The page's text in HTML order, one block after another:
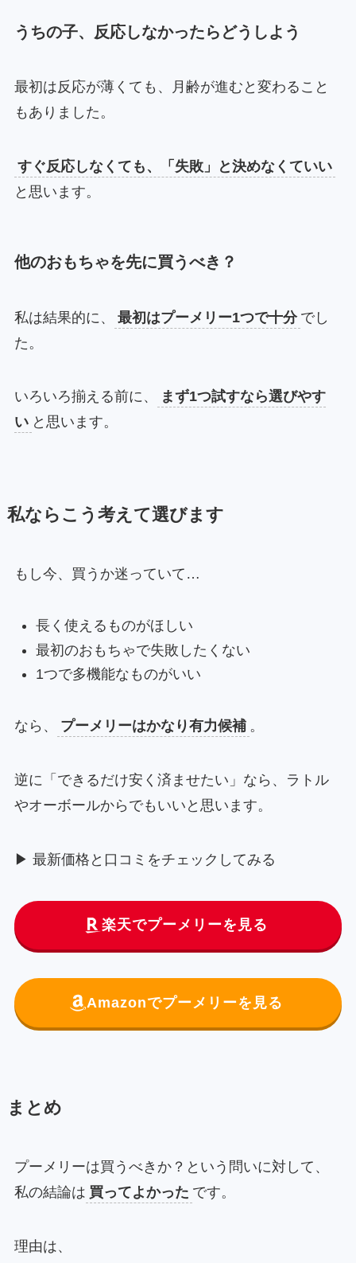
うちの子、反応しなかったらどうしよう
最初は反応が薄くても、月齢が進むと変わること
もありました。
すぐ反応しなくても、「失敗」と決めなくていい
と思います。
他のおもちゃを先に買うべき？
私は結果的に、 最初はプーメリー1つで十分 でし
た。
いろいろ揃える前に、
まず1つ試すなら選びやす
い と思います。
私ならこう考えて選びます
もし今、買うか迷っていて…
長く使えるものがほしい
最初のおもちゃで失敗したくない
1つで多機能なものがいい
なら、 プーメリーはかなり有力候補 。
逆に「できるだけ安く済ませたい」なら、ラトル
やオーボールからでもいいと思います。
▶ 最新価格と口コミをチェックしてみる
楽天でプーメリーを見る
Amazonでプーメリーを見る
まとめ
プーメリーは買うべきか？という問いに対して、
私の結論は 買ってよかった です。
理由は、